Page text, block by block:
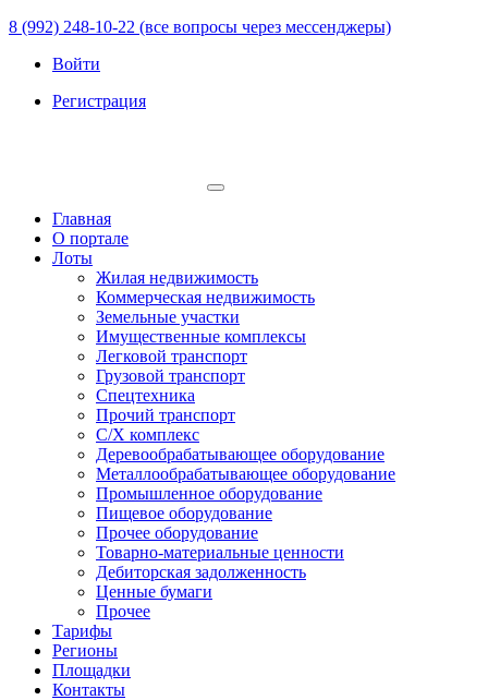
8 (992) 248-10-22 (все вопросы через мессенджеры)
Войти
Регистрация
Главная
О портале
Лоты
Жилая недвижимость
Коммерческая недвижимость
Земельные участки
Имущественные комплексы
Легковой транспорт
Грузовой транспорт
Спецтехника
Прочий транспорт
С/Х комплекс
Деревообрабатывающее оборудование
Металлообрабатывающее оборудование
Промышленное оборудование
Пищевое оборудование
Прочее оборудование
Товарно-материальные ценности
Дебиторская задолженность
Ценные бумаги
Прочее
Тарифы
Регионы
Площадки
Контакты